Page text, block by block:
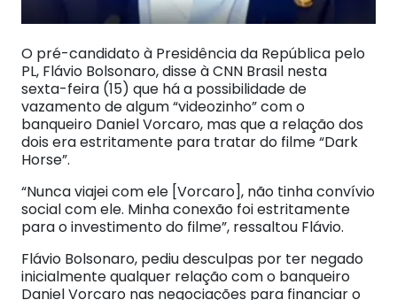
O pré-candidato à Presidência da República pelo
PL, Flávio Bolsonaro, disse à CNN Brasil nesta
sexta-feira (15) que há a possibilidade de
vazamento de algum “videozinho” com o
banqueiro Daniel Vorcaro, mas que a relação dos
dois era estritamente para tratar do filme “Dark
Horse”.
“Nunca viajei com ele [Vorcaro], não tinha convívio
social com ele. Minha conexão foi estritamente
para o investimento do filme”, ressaltou Flávio.
Flávio Bolsonaro, pediu desculpas por ter negado
inicialmente qualquer relação com o banqueiro
Daniel Vorcaro nas negociações para financiar o